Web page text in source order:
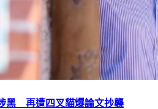
黑 再遭四叉貓爆論文抄襲